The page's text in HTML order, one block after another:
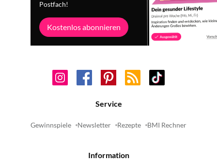
Postfach!
Kostenlos abonnieren
Service
Gewinnspiele Newsletter Rezepte BMI Rechner
Information